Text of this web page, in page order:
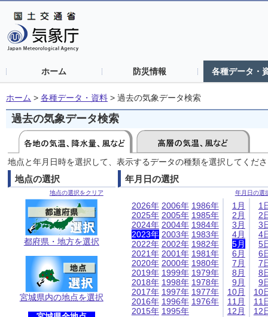
ホーム 防災情報 各種データ・
ホーム > 各種データ・資料 > 過去の気象データ検索
過去の気象データ検索
地点と年月日時を選択して、表示するデータの種類を選択してくだ
地点の選択
地点の選択をクリア
都府県・地方を選択
宮城県内の地点を選択
年月日の選択
年月日の選
2026年
2025年
2024年
2023年
2022年
2021年
2020年
2019年
2018年
2017年
2016年
2015年
2006年
2005年
2004年
2003年
2002年
2001年
2000年
1999年
1998年
1997年
1996年
1995年
1986年
1985年
1984年
1983年
1982年
1981年
1980年
1979年
1978年
1977年
1976年
1月
2月
3月
4月
5月
6月
7月
8月
9月
10月
11月
12月
1
2
3
4
5
6
7
8
9
10
11
12